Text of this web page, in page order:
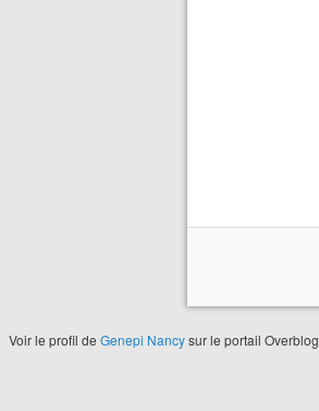
Voir le profil de Genepi Nancysur le portail Overblog